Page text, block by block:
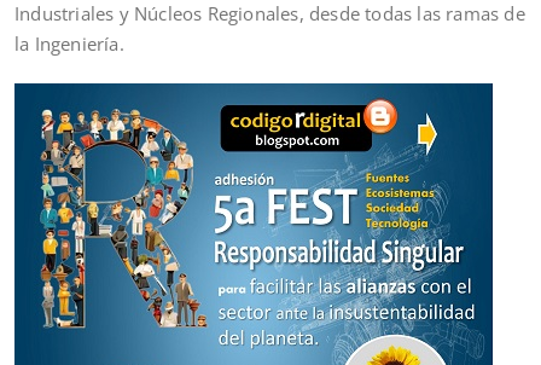
Industriales y Núcleos Regionales, desde todas las ramas de
la Ingeniería.